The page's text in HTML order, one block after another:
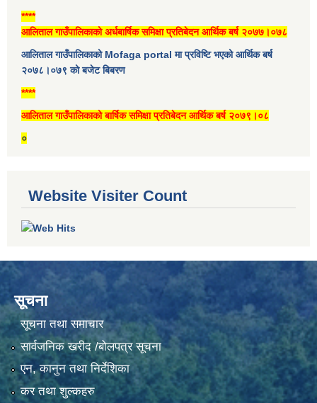
****
आलिताल गाउँपालिकाको अर्धबार्षिक समिक्षा प्रतिबेदन आर्थिक बर्ष २०७७।०७८
आलिताल गाउँपालिकाको Mofaga portal मा प्रविष्टि भएको आर्थिक बर्ष
२०७८।०७९ को बजेट बिबरण
****
आलिताल गाउँपालिकाको बार्षिक समिक्षा प्रतिबेदन आर्थिक बर्ष २०७९।०८
०
Website Visiter Count
सूचना
सूचना तथा समाचार
सार्वजनिक खरीद /बोलपत्र सूचना
एन, कानुन तथा निर्देशिका
कर तथा शुल्कहरु